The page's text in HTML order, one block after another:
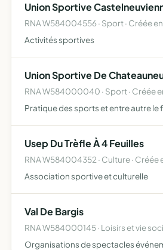
Union Sportive
RNA W584004556 · Sport · Créée
Activités sportives
Union Sportive De
RNA W584000040 · Sport · Créée
Pratique des sports et entre autre le
Usep Du Trèfle À 4 Feuilles
RNA W584004352 · Culture · Créée
Association sportive et culturelle
Val De Bargis
RNA W584000145 · Loisirs et vie
Organisations de spectacles